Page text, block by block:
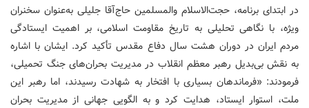
در ابتدای برنامه، حجت‌الاسلام والمسلمین حاج‌آقا جلیلی به‌عنوان سخنران
ویژه، با نگاهی تحلیلی به تاریخ مقاومت اسلامی، بر اهمیت ایستادگی
مردم ایران در دوران هشت سال دفاع مقدس تأکید کرد. ایشان با اشاره
به نقش بی‌بدیل رهبر معظم انقلاب در مدیریت بحران‌های جنگ تحمیلی،
فرمودند: «فرماندهان بسیاری با افتخار به شهادت رسیدند، اما رهبر این
ملت، استوار ایستاد، هدایت کرد و به الگویی جهانی از مدیریت بحران